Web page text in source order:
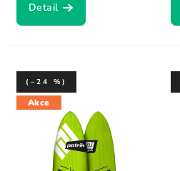
Detail
Akce
(–24 %)